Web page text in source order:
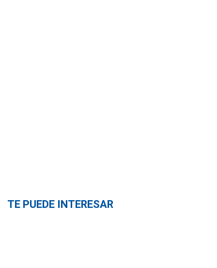
TE PUEDE INTERESAR